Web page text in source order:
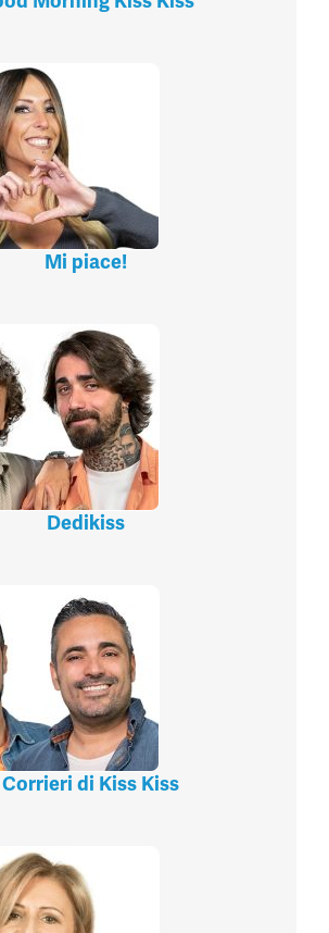
Mi piace!
Dedikiss
Corrieri di Kiss Kiss